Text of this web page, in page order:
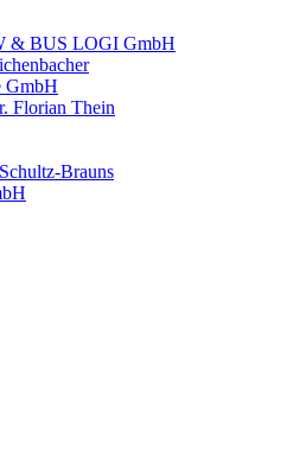
& BUS LOGI GmbH
GmbH
Florian Thein
Brauns